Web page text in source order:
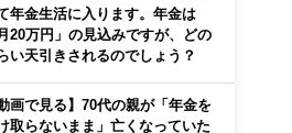
年金生活に入ります。年金は
20万円」の見込みですが、どの
い天引きされるのでしょう？
画で見る】70代の親が「年金を
取らないまま」亡くなっていた